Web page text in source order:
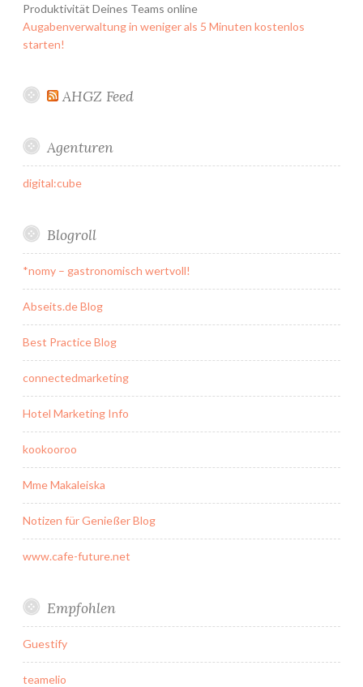
Produktivität Deines Teams online
Augabenverwaltung in weniger als 5 Minuten kostenlos
starten!
AHGZ Feed
Agenturen
digital:cube
Blogroll
*nomy – gastronomisch wertvoll!
Abseits.de Blog
Best Practice Blog
connectedmarketing
Hotel Marketing Info
kookooroo
Mme Makaleiska
Notizen für Genießer Blog
www.cafe-future.net
Empfohlen
Guestify
teamelio